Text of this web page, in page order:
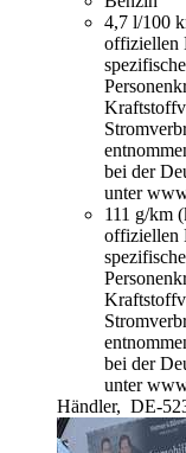
4,7 l/100
offiziellen
bei der
unter
111 g/km
offiziellen
bei der
unter
Händler, DE-